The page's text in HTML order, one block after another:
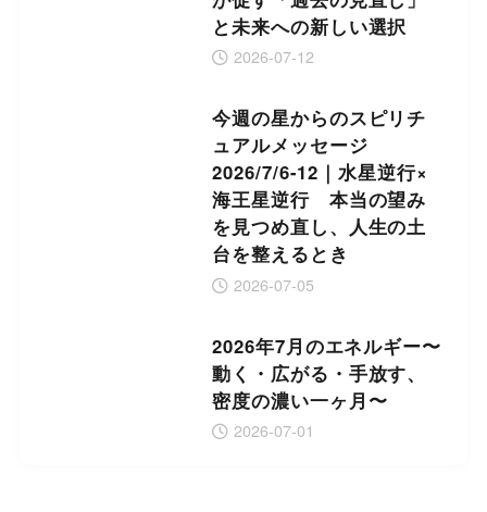
と未来への新しい選択
2026-07-12
今週の星からのスピリチ
ュアルメッセージ
2026/7/6-12｜水星逆行×
海王星逆行 本当の望み
を見つめ直し、人生の土
台を整えるとき
2026-07-05
2026年7月のエネルギー〜
動く・広がる・手放す、
密度の濃い一ヶ月〜
2026-07-01